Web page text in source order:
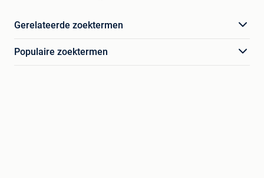
Gerelateerde zoektermen
Populaire zoektermen